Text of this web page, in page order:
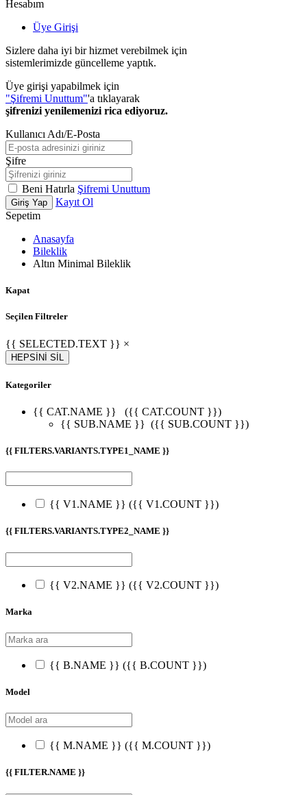
Hesabım
Üye Girişi
Sizlere daha iyi bir hizmet verebilmek için
sistemlerimizde güncelleme yaptık.
Üye girişi yapabilmek için
"Şifremi Unuttum"'a tıklayarak
şifrenizi yenilemenizi rica ediyoruz.
Kullanıcı Adı/E-Posta
Şifre
Beni Hatırla Şifremi Unuttum
Giriş Yap
Kayıt Ol
Sepetim
Anasayfa
Bileklik
Altın Minimal Bileklik
Kapat
Seçilen Filtreler
{{ SELECTED.TEXT }} ×
HEPSİNİ SİL
Kategoriler
{{ CAT.NAME }}
({{ CAT.COUNT }})
{{ SUB.NAME }} ({{ SUB.COUNT }})
{{ FILTERS.VARIANTS.TYPE1_NAME }}
{{ V1.NAME }} ({{ V1.COUNT }})
{{ FILTERS.VARIANTS.TYPE2_NAME }}
{{ V2.NAME }} ({{ V2.COUNT }})
Marka
{{ B.NAME }} ({{ B.COUNT }})
Model
{{ M.NAME }} ({{ M.COUNT }})
{{ FILTER.NAME }}